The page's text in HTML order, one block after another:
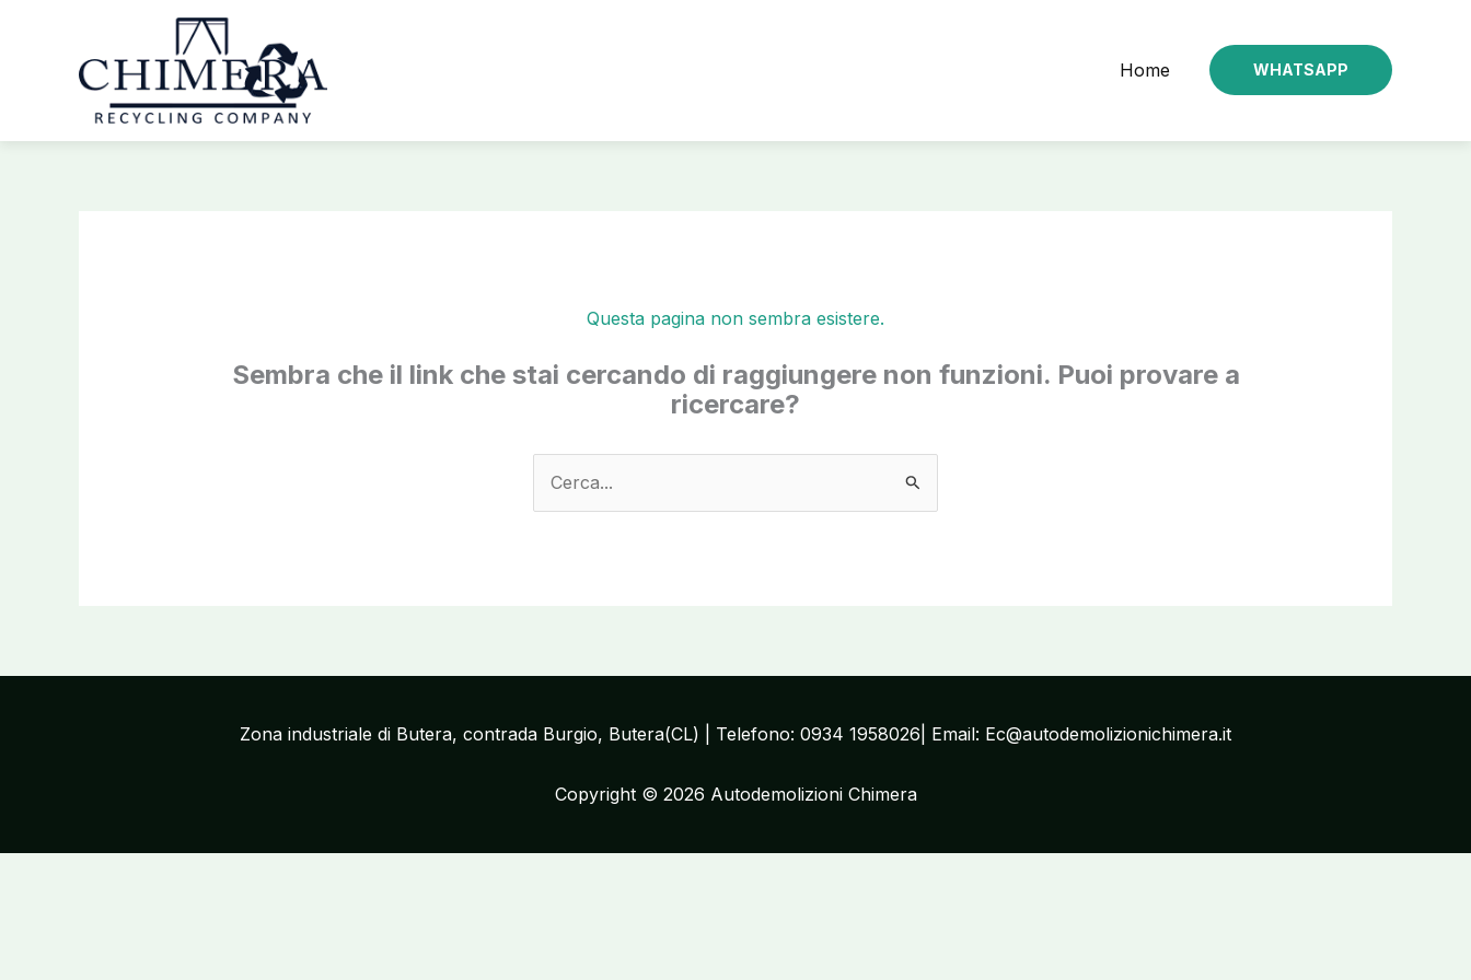
contenuto
Home WHATSAPP
Questa pagina non sembra esistere.
Sembra che il link che stai cercando di raggiungere non funzioni. Puoi provare a
ricercare?
Cerca:
Zona industriale di Butera, contrada Burgio, Butera(CL) | Telefono: 0934 1958026| Email: Ec@autodemolizionichimera.it
Copyright © 2026 Autodemolizioni Chimera